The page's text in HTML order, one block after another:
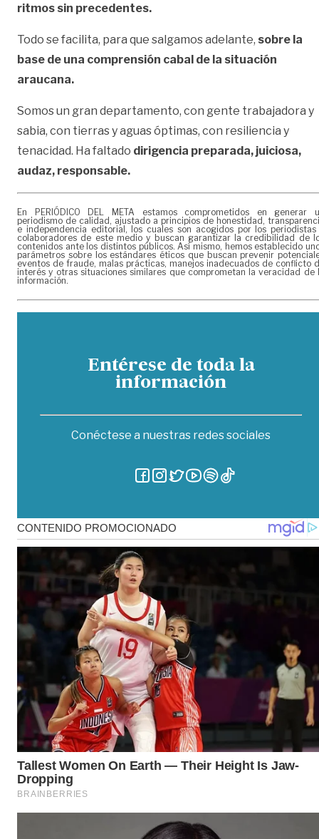
ritmos sin precedentes.
Todo se facilita, para que salgamos adelante, sobre la
base de una comprensión cabal de la situación
araucana.
Somos un gran departamento, con gente trabajadora y
sabia, con tierras y aguas óptimas, con resiliencia y
tenacidad. Ha faltado dirigencia preparada, juiciosa,
audaz, responsable.
En PERIÓDICO DEL META estamos comprometidos en generar
periodismo de calidad, ajustado a principios de honestidad,
e independencia editorial, los cuales son acogidos por los periodistas
colaboradores de este medio y buscan garantizar la credibilidad de
contenidos ante los distintos públicos. Así mismo, hemos establecido
parámetros sobre los estándares éticos que buscan prevenir
eventos de fraude, malas prácticas, manejos inadecuados de conflicto
interés y otras situaciones similares que comprometan la veracidad de
información.
Entérese de toda la
información
Conéctese a nuestras redes sociales